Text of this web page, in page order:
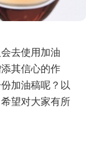
去使用加油
其信心的作
加油稿呢？以
望对大家有所